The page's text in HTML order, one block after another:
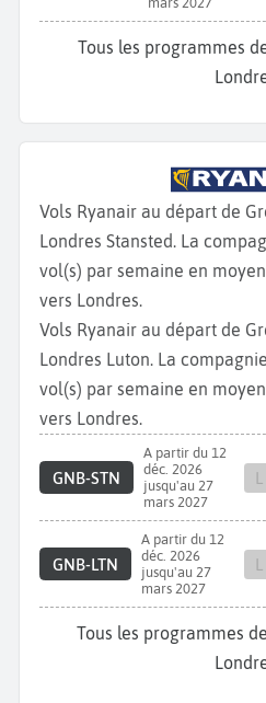
Tous les programmes des vols Wizzair vers
Vols Ryanair au départ de
Londres Stansted. La
vol(s) par semaine en
vers Londres.
Vols Ryanair au départ de
Londres Luton. La
vol(s) par semaine en
vers Londres.
GNB-STN
A partir du 12
déc. 2026
jusqu'au 27
mars 2027
L
GNB-LTN
A partir du 12
déc. 2026
jusqu'au 27
mars 2027
L
Tous les programmes des vols Ryanair vers